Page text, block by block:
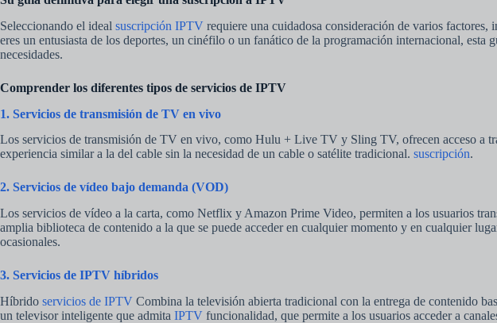
Seleccionando el ideal suscripción IPTV requiere una cuidadosa consideración de varios
eres un entusiasta de los deportes, un cinéfilo o un fanático de la programación internacional, esta
necesidades.
Comprender los diferentes tipos de servicios de IPTV
1. Servicios de transmisión de TV en vivo
Los servicios de transmisión de TV en vivo, como Hulu + Live TV y Sling TV, ofrecen acceso a
experiencia similar a la del cable sin la necesidad de un cable o satélite tradicional. suscripción.
2. Servicios de vídeo bajo demanda (VOD)
Los servicios de vídeo a la carta, como Netflix y Amazon Prime Video, permiten a los usuarios
amplia biblioteca de contenido a la que se puede acceder en cualquier momento y en cualquier
ocasionales.
3. Servicios de IPTV híbridos
Híbrido servicios de IPTV Combina la televisión abierta tradicional con la entrega de contenido
un televisor inteligente que admita IPTV funcionalidad, que permite a los usuarios acceder a